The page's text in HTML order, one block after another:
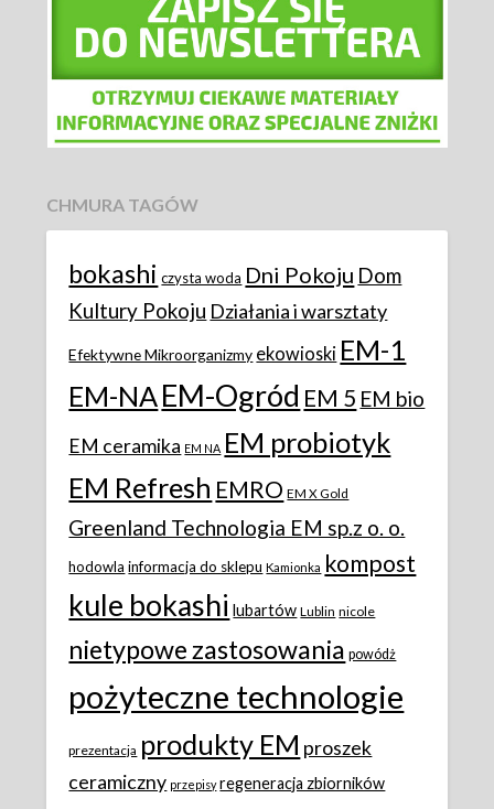
CHMURA TAGÓW
bokashi czysta woda Dni Pokoju Dom
Kultury Pokoju Działania i warsztaty
Efektywne Mikroorganizmy ekowioski EM-1
EM-NAEM-Ogród EM 5 EM bio
EM ceramika EM NA EM probiotyk
EM Refresh EMRO EM X Gold
Greenland Technologia EM sp.z o. o.
hodowla informacja do sklepu Kamionka kompost
kule bokashi lubartów Lublin nicole
nietypowe zastosowania powódż
pożyteczne technologie
prezentacja produkty EM proszek
ceramiczny przepisy regeneracja zbiorników